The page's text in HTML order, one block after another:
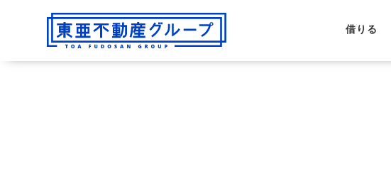
借りる